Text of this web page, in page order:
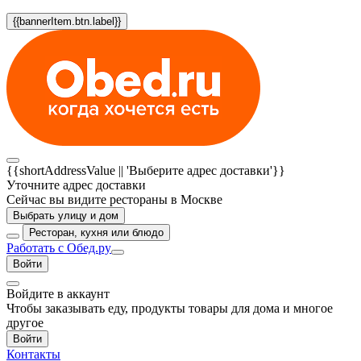
{{bannerItem.btn.label}}
{{shortAddressValue || 'Выберите адрес доставки'}}
Уточните адрес доставки
Сейчас вы видите рестораны в Москве
Выбрать улицу и дом
Ресторан, кухня или блюдо
Работать с Обед.ру
Войти
Войдите в аккаунт
Чтобы заказывать еду, продукты товары для дома и многое
другое
Войти
Контакты